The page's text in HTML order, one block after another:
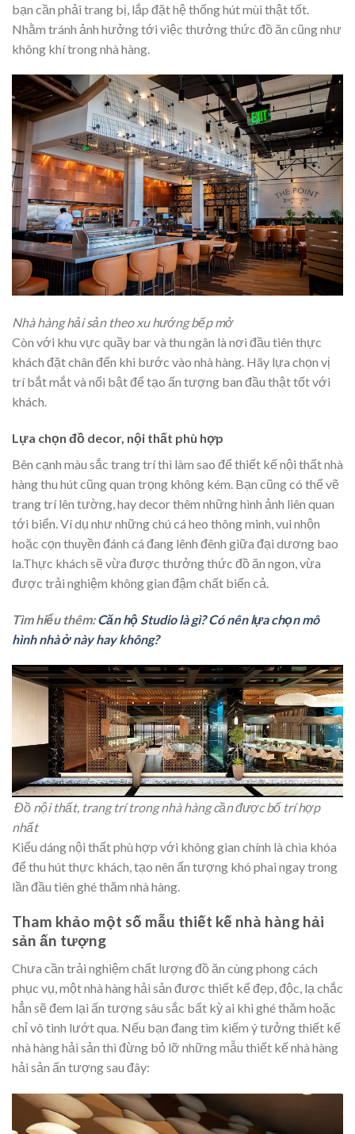
bạn cần phải trang bị, lắp đặt hệ thống hút mùi thật tốt.
Nhằm tránh ảnh hưởng tới việc thưởng thức đồ ăn cũng như
không khí trong nhà hàng.
Nhà hàng hải sản theo xu hướng bếp mở
Còn với khu vực quầy bar và thu ngân là nơi đầu tiên thực
khách đặt chân đến khi bước vào nhà hàng. Hãy lựa chọn vị
trí bắt mắt và nổi bật để tạo ấn tượng ban đầu thật tốt với
khách.
Lựa chọn đồ decor, nội thất phù hợp
Bên cạnh màu sắc trang trí thì làm sao để thiết kế nội thất nhà
hàng thu hút cũng quan trọng không kém. Bạn cũng có thể vẽ
trang trí lên tường, hay decor thêm những hình ảnh liên quan
tới biển. Ví dụ như những chú cá heo thông minh, vui nhộn
hoặc cọn thuyền đánh cá đang lênh đênh giữa đại dương bao
la.Thực khách sẽ vừa được thưởng thức đồ ăn ngon, vừa
được trải nghiệm không gian đậm chất biển cả.
Tìm hiểu thêm:Căn hộ Studio là gì? Có nên lựa chọn mô
hình nhà ở này hay không?
Đồ nội thất, trang trí trong nhà hàng cần được bố trí hợp
nhất
Kiểu dáng nội thất phù hợp với không gian chính là chìa khóa
để thu hút thực khách, tạo nên ấn tượng khó phai ngay trong
lần đầu tiên ghé thăm nhà hàng.
Tham khảo một số mẫu thiết kế nhà hàng hải
sản ấn tượng
Chưa cần trải nghiệm chất lượng đồ ăn cùng phong cách
phục vụ, một nhà hàng hải sản được thiết kế đẹp, độc, lạ chắc
hẳn sẽ đem lại ấn tượng sâu sắc bất kỳ ai khi ghé thăm hoặc
chỉ vô tình lướt qua. Nếu bạn đang tìm kiếm ý tưởng thiết kế
nhà hàng hải sản thì đừng bỏ lỡ những mẫu thiết kế nhà hàng
hải sản ấn tượng sau đây: